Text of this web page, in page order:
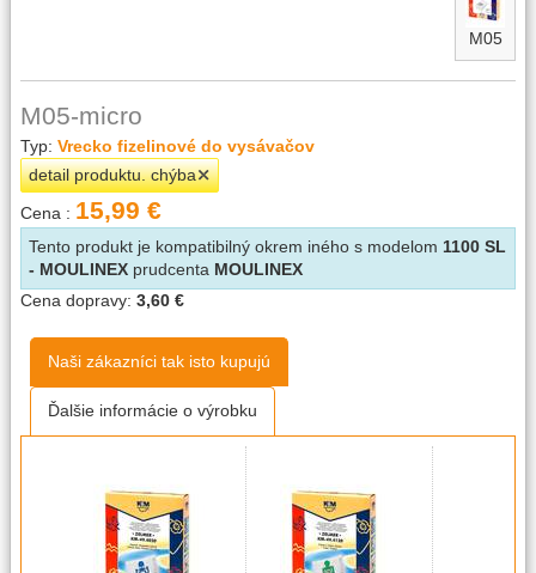
M05
M05-micro
Typ: Vrecko fizelinové do vysávačov
detail produktu. chýba
Cena : 15,99 €
Tento produkt je kompatibilný okrem iného s modelom 1100 SL
- MOULINEX prudcenta MOULINEX
Cena dopravy: 3,60 €
Naši zákazníci tak isto kupujú
Ďalšie informácie o výrobku